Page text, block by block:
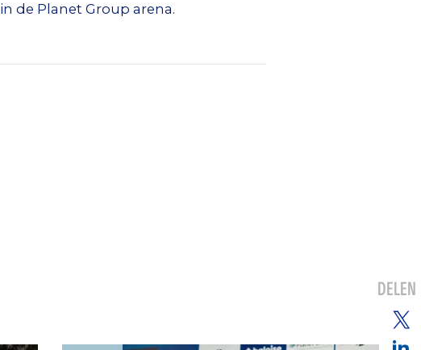
in de Planet Group arena.
DELEN